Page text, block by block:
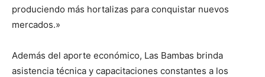
produciendo más hortalizas para conquistar nuevos
mercados.»
Además del aporte económico, Las Bambas brinda
asistencia técnica y capacitaciones constantes a los